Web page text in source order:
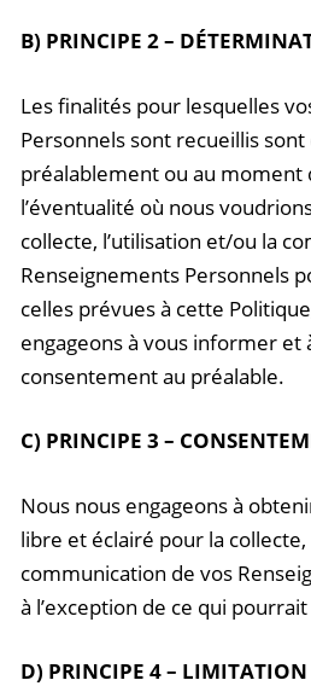
B) PRINCIPE 2 –
Les finalités pour lesquelles
Personnels sont recueillis
préalablement ou au moment
l’éventualité où nous
collecte, l’utilisation et/ou la
Renseignements Personnels
celles prévues à cette
engageons à vous informer et
consentement au préalable.
C) PRINCIPE 3 –
Nous nous engageons à
libre et éclairé pour la collecte,
communication de vos
à l’exception de ce qui
D) PRINCIPE 4 – LIMITATION